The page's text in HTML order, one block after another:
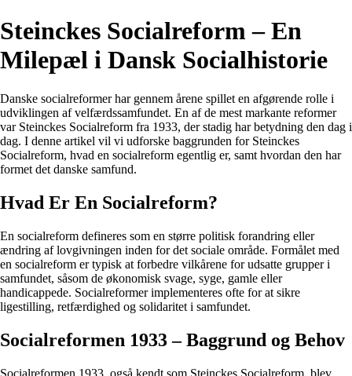
Steinckes Socialreform – En
Milepæl i Dansk Socialhistorie
Danske socialreformer har gennem årene spillet en afgørende rolle i
udviklingen af velfærdssamfundet. En af de mest markante reformer
var Steinckes Socialreform fra 1933, der stadig har betydning den dag i
dag. I denne artikel vil vi udforske baggrunden for Steinckes
Socialreform, hvad en socialreform egentlig er, samt hvordan den har
formet det danske samfund.
Hvad Er En Socialreform?
En socialreform defineres som en større politisk forandring eller
ændring af lovgivningen inden for det sociale område. Formålet med
en socialreform er typisk at forbedre vilkårene for udsatte grupper i
samfundet, såsom de økonomisk svage, syge, gamle eller
handicappede. Socialreformer implementeres ofte for at sikre
ligestilling, retfærdighed og solidaritet i samfundet.
Socialreformen 1933 – Baggrund og Behov
Socialreformen 1933, også kendt som Steinckes Socialreform, blev